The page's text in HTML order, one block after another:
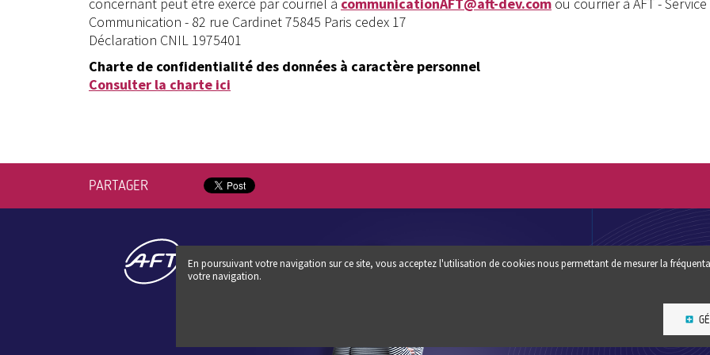
Communication - 82 rue Cardinet 75845 Paris cedex 17
Déclaration CNIL 1975401
Charte de confidentialité des données à caractère personnel
Consulter la charte ici
PARTAGER
Une question ? un conseil :
Footer
QUI
En poursuivant votre navigation sur ce site, vous acceptez l'utilisation de cookies nous permettant de mesurer la
votre navigation.